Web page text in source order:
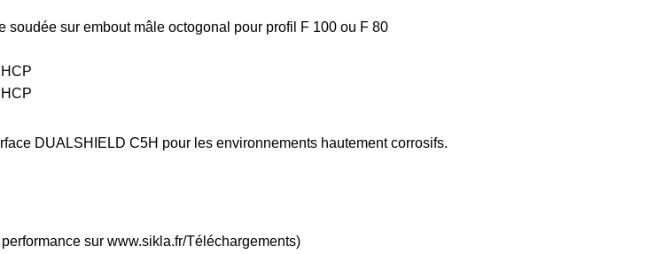
soudée sur embout mâle octogonal pour profil F 100 ou F 80
DUALSHIELD C5H pour les environnements hautement corrosifs.
sur www.sikla.fr/Téléchargements)